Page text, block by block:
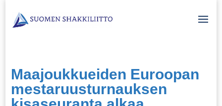
Maajoukkueiden Euroopan
mestaruusturnauksen